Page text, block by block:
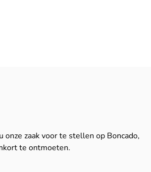
onze zaak voor te stellen op Boncado,
te ontmoeten.